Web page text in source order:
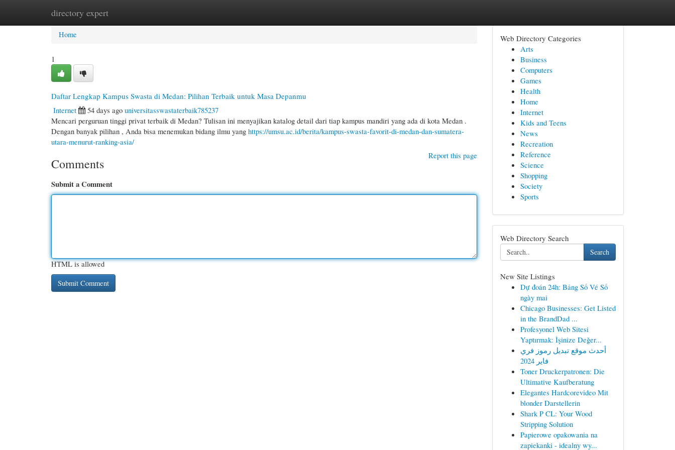
directory expert
Home New Site Listings
Home
1
Daftar Lengkap Kampus Swasta di Medan: Pilihan Terbaik untuk Masa Depanmu
Internet
54 days ago universitasswastaterbaik785237
Mencari perguruan tinggi privat terbaik di Medan? Tulisan ini menyajikan katalog detail dari tiap kampus mandiri yang ada di kota Medan .
Dengan banyak pilihan , Anda bisa menemukan bidang ilmu yang https://umsu.ac.id/berita/kampus-swasta-favorit-di-medan-dan-sumatera-
utara-menurut-ranking-asia/
Report this page
Comments
Submit a Comment
HTML is allowed
Web Directory Categories
Arts
Business
Computers
Games
Health
Home
Internet
Kids and Teens
News
Recreation
Reference
Science
Shopping
Society
Sports
Web Directory Search
Search
New Site Listings
Dự đoán 24h: Bảng Số Vé Số
ngày mai
Chicago Businesses: Get Listed
in the BrandDad ...
Profesyonel Web Sitesi
Yaptırmak: İşinize Değer...
أحدث موقع تبديل رموز فري
فاير 2024
Toner Druckerpatronen: Die
Ultimative Kaufberatung
Elegantes Hardcorevideo Mit
blonder Darstellerin
Shark P CL: Your Wood
Stripping Solution
Papierowe opakowania na
zapiekanki - idealny wy...